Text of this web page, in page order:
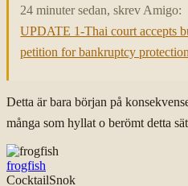
24 minuter sedan, skrev Amigo:
UPDATE 1-Thai court accepts
petition for bankruptcy
Detta är bara början på
många som hyllat o berömt detta
frogfish
CocktailSnok